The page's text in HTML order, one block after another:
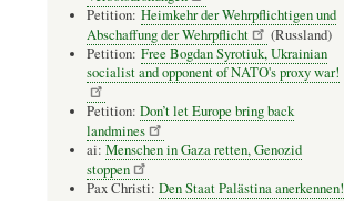
Petition: Heimkehr der Wehrpflichtigen und
Abschaffung der Wehrpflicht
(Russland)
Petition: Free Bogdan Syrotiuk, Ukrainian
socialist and opponent of NATO's proxy war!
Petition: Don’t let Europe bring back
landmines
ai: Menschen in Gaza retten, Genozid
stoppen
Pax Christi: Den Staat Palästina anerkennen!